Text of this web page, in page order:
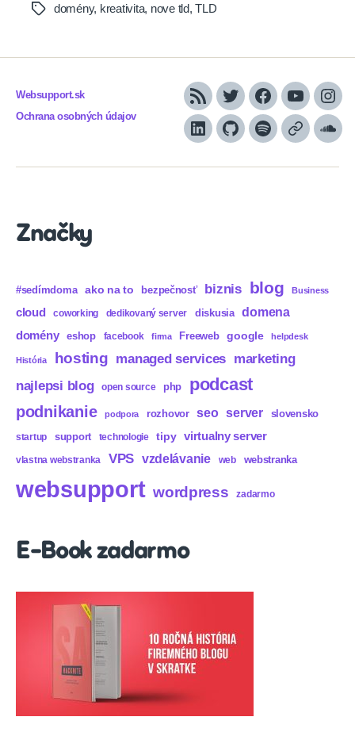
Tagsdomény, kreativita, nove tld,TLD
Websupport.sk
Ochrana osobných údajov
RSS TwitterFacebook
YouTube
LinkedInGitHubSpotifyApple
Značky
#sedímdoma ako na to bezpečnosť biznis blog Business
cloud coworking dedikovaný server diskusia domena
domény eshop facebook firma Freeweb google helpdesk
História hosting managed services marketing
najlepsi blog open source php podcast
podnikanie podpora rozhovor seo server slovensko
startup support technologie tipy virtualny server
vlastna webstranka VPS vzdelávanie web webstranka
websupport wordpress zadarmo
E-Book zadarmo